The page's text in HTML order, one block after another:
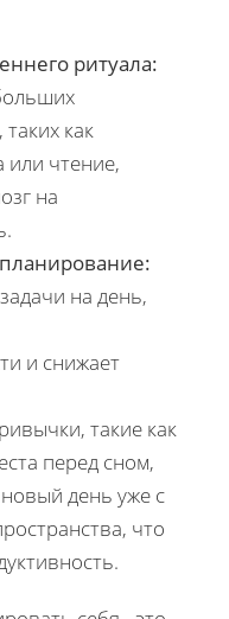
ритуала:
как
или чтение,
на
на день,
и снижает
такие как
перед сном,
день уже с
что